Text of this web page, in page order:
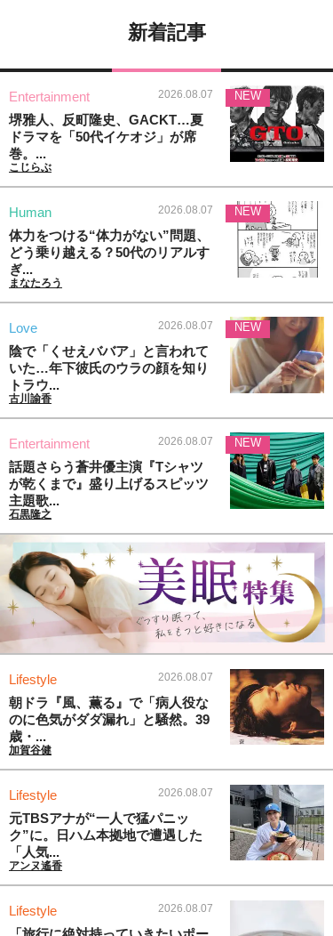
新着記事
Entertainment 2026.08.07
堺雅人、反町隆史、GACKT…夏
ドラマを「50代イケオジ」が席
巻。...
こじらぶ
NEW
Human 2026.08.07
体力をつける“体力がない”問題、
どう乗り越える？50代のリアルす
ぎ...
まなたろう
NEW
Love 2026.08.07
陰で「くせえババア」と言われて
いた…年下彼氏のウラの顔を知り
トラウ...
古川諭香
NEW
Entertainment 2026.08.07
話題さらう蒼井優主演『Tシャツ
が乾くまで』盛り上げるスピッツ
主題歌...
石黒隆之
NEW
Lifestyle 2026.08.07
朝ドラ『風、薫る』で「病人役な
のに色気がダダ漏れ」と騒然。39
歳・...
加賀谷健
Lifestyle 2026.08.07
元TBSアナが“一人で猛パニッ
ク”に。日ハム本拠地で遭遇した
「人気...
アンヌ遙香
Lifestyle 2026.08.07